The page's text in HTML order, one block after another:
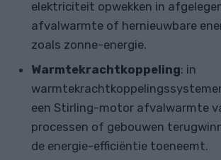
elektriciteit opwekken in
afvalwarmte of hernieuwbare
zoals zonne-energie.
Warmtekrachtkoppeling: in
een Stirling-motor afvalwarmte
processen of gebouwen
de energie-efficiëntie toeneemt.